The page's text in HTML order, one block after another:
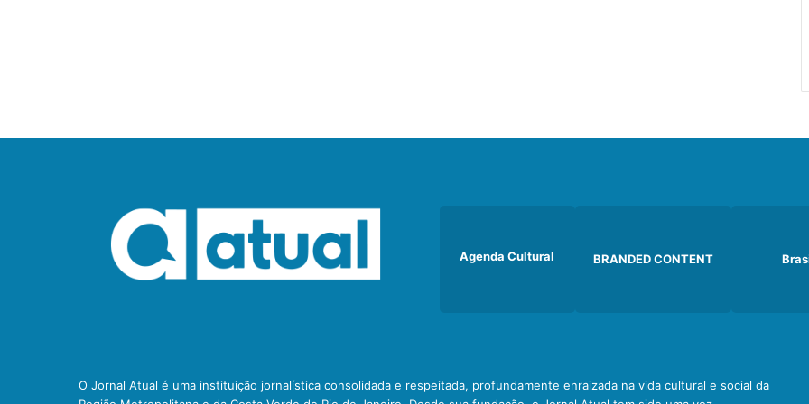
Agenda Cultural BRANDED CONTENT
O Jornal Atual é uma instituição jornalística consolidada e respeitada, profundamente enraizada na vida cultural e social da